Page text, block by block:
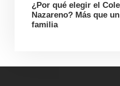
¿Por qué elegir el
Nazareno? Más que
familia